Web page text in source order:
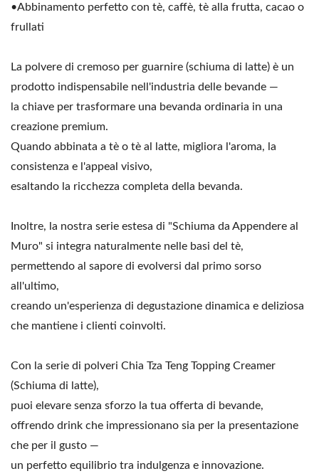
•Abbinamento perfetto con tè, caffè, tè alla frutta, cacao o
frullati
La polvere di cremoso per guarnire (schiuma di latte) è un
prodotto indispensabile nell'industria delle bevande —
la chiave per trasformare una bevanda ordinaria in una
creazione premium.
Quando abbinata a tè o tè al latte, migliora l'aroma, la
consistenza e l'appeal visivo,
esaltando la ricchezza completa della bevanda.
Inoltre, la nostra serie estesa di "Schiuma da Appendere al
Muro" si integra naturalmente nelle basi del tè,
permettendo al sapore di evolversi dal primo sorso
all'ultimo,
creando un'esperienza di degustazione dinamica e deliziosa
che mantiene i clienti coinvolti.
Con la serie di polveri Chia Tza Teng Topping Creamer
(Schiuma di latte),
puoi elevare senza sforzo la tua offerta di bevande,
offrendo drink che impressionano sia per la presentazione
che per il gusto —
un perfetto equilibrio tra indulgenza e innovazione.